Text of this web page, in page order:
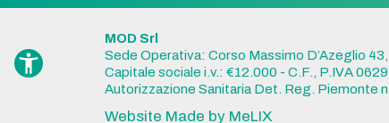
MOD Srl
Sede Operativa: Corso Massimo D’Azeglio
Capitale sociale i.v.: €12.000 - C.F., P.IVA
Autorizzazione Sanitaria Det. Reg. Piemonte
Website Made by MeLIX